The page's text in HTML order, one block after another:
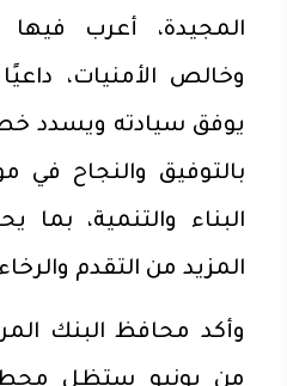
المجيدة، أعرب
وخالص الأمنيات،
يوفق سيادته ويسدد
بالتوفيق والنجاح في
البناء والتنمية،
المزيد من التقدم
وأكد محافظ البنك